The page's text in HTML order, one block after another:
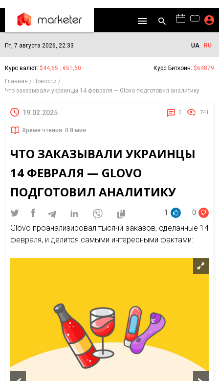
Пт, 7 августа 2026, 22:33 UA RU
Курс валют: $44,65 , €51,60 Курс Биткоин: $64879
Главная
Новости
Что заказывали украинцы 14 февраля — Glovo подготовил аналитику
19.02.2025 0 741
Время чтения: 0.8 мин.
ЧТО ЗАКАЗЫВАЛИ УКРАИНЦЫ
14 ФЕВРАЛЯ — GLOVO
ПОДГОТОВИЛ АНАЛИТИКУ
1 0
Glovo проанализировал тысячи заказов, сделанные 14
февраля, и делится самыми интересными фактами: